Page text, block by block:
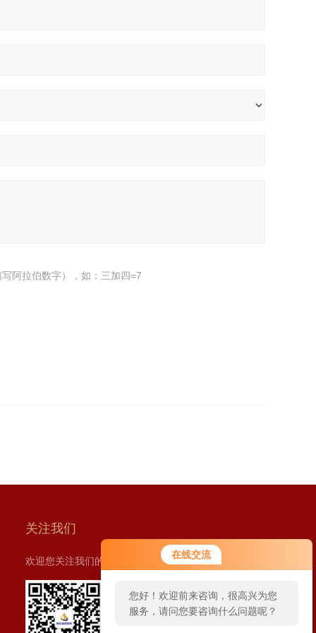
在线交流
您好！欢迎前来咨询，很高兴为您
服务，请问您要咨询什么问题呢？
阿拉伯数字），如：三加四=7
关注我们
欢迎您关注我们的微信公众号了解更多信息：